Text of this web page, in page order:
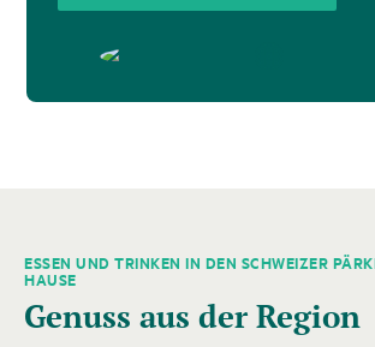
Genuss aus der Region
ESSEN UND TRINKEN IN DEN SCHWEIZER
HAUSE
Es
ein